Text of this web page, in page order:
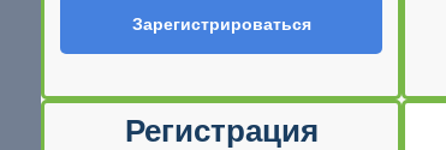
Зарегистрироваться
Регистрация